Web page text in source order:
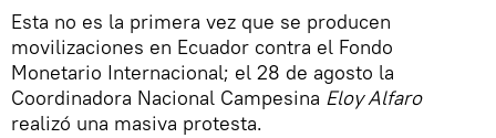
Esta no es la primera vez que se producen
movilizaciones en Ecuador contra el Fondo
Monetario Internacional; el 28 de agosto la
Coordinadora Nacional Campesina Eloy Alfaro
realizó una masiva protesta.